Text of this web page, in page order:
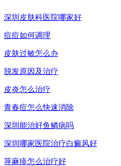
深圳皮肤科医院哪家好
痘痘如何调理
皮肤过敏怎么办
脱发原因及治疗
皮炎怎么治疗
青春痘怎么快速消除
深圳能治好鱼鳞病吗
深圳哪家医院治疗白癜风好
荨麻疹怎么治疗好